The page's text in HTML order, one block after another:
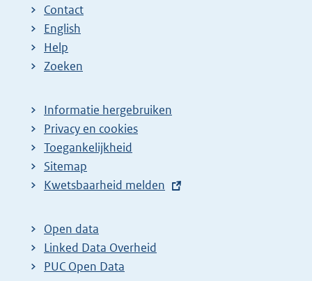
Contact
English
Help
Zoeken
Informatie hergebruiken
Privacy en cookies
Toegankelijkheid
Sitemap
E
t
e
r
Kwetsbaarheid melden
Open data
Linked Data Overheid
PUC Open Data